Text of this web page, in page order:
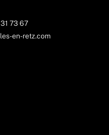
73 67
en-retz.com